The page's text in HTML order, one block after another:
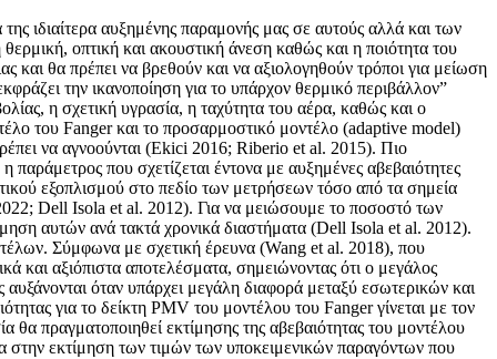
ιδιαίτερα αυξημένης παραμονής μας σε αυτούς αλλά και των
οπτική και ακουστική άνεση καθώς και η ποιότητα του
και θα πρέπει να βρεθούν και να αξιολογηθούν τρόποι για μείωση
την ικανοποίηση για το υπάρχον θερμικό περιβάλλον”
η σχετική υγρασία, η ταχύτητα του αέρα, καθώς και ο
του Fanger και το προσαρμοστικό μοντέλο (adaptive model)
να αγνοούνται (Ekici 2016; Riberio et al. 2015). Πιο
που σχετίζεται έντονα με αυξημένες αβεβαιότητες
εξοπλισμού στο πεδίο των μετρήσεων τόσο από τα σημεία
Dell Isola et al. 2012). Για να μειώσουμε το ποσοστό των
αυτών ανά τακτά χρονικά διαστήματα (Dell Isola et al. 2012).
Σύμφωνα με σχετική έρευνα (Wang et al. 2018), που
και αξιόπιστα αποτελέσματα, σημειώνοντας ότι ο μεγάλος
όταν υπάρχει μεγάλη διαφορά μεταξύ εσωτερικών και
για το δείκτη PMV του μοντέλου του Fanger γίνεται με τον
πραγματοποιηθεί εκτίμησης της αβεβαιότητας του μοντέλου
στην εκτίμηση των τιμών των υποκειμενικών παραγόντων που